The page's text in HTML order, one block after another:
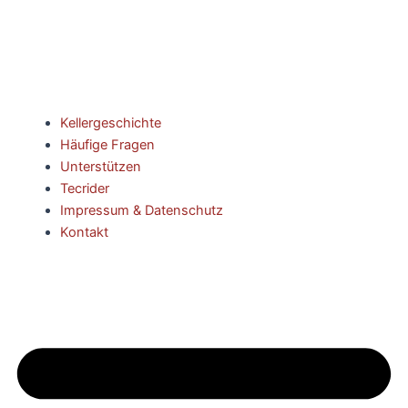
Kellergeschichte
Häufige Fragen
Unterstützen
Tecrider
Impressum & Datenschutz
Kontakt